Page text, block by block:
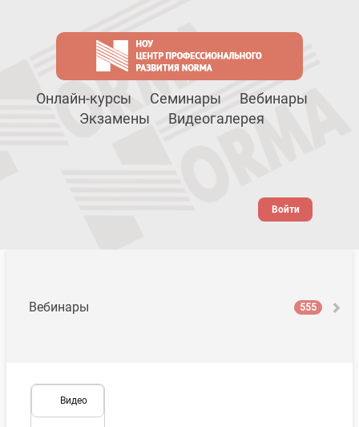
Онлайн-курсы Семинары
Вебинары
Экзамены
Видеогалерея
Войти
Вебинары 555
Видео